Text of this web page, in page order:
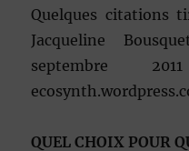
Quelques citations
Jacqueline
septembre
QUEL CHOIX POUR